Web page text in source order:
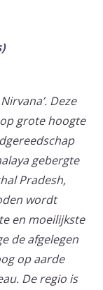
Deze
grote hoogte
gebergte
Pradesh,
wordt
en moeilijkste
de afgelegen
op aarde
De regio is